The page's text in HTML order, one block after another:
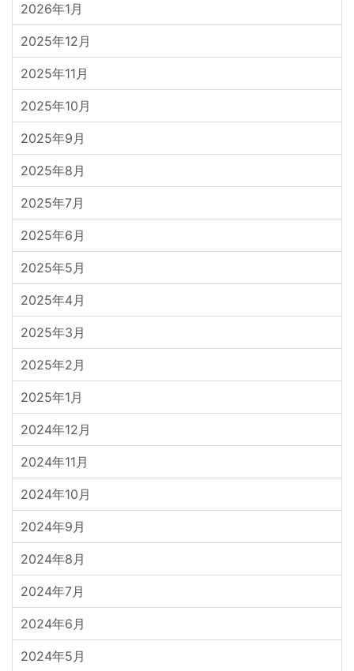
2026年1月
2025年12月
2025年11月
2025年10月
2025年9月
2025年8月
2025年7月
2025年6月
2025年5月
2025年4月
2025年3月
2025年2月
2025年1月
2024年12月
2024年11月
2024年10月
2024年9月
2024年8月
2024年7月
2024年6月
2024年5月